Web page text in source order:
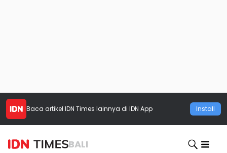
Baca artikel IDN Times lainnya di IDN App Install
BALI